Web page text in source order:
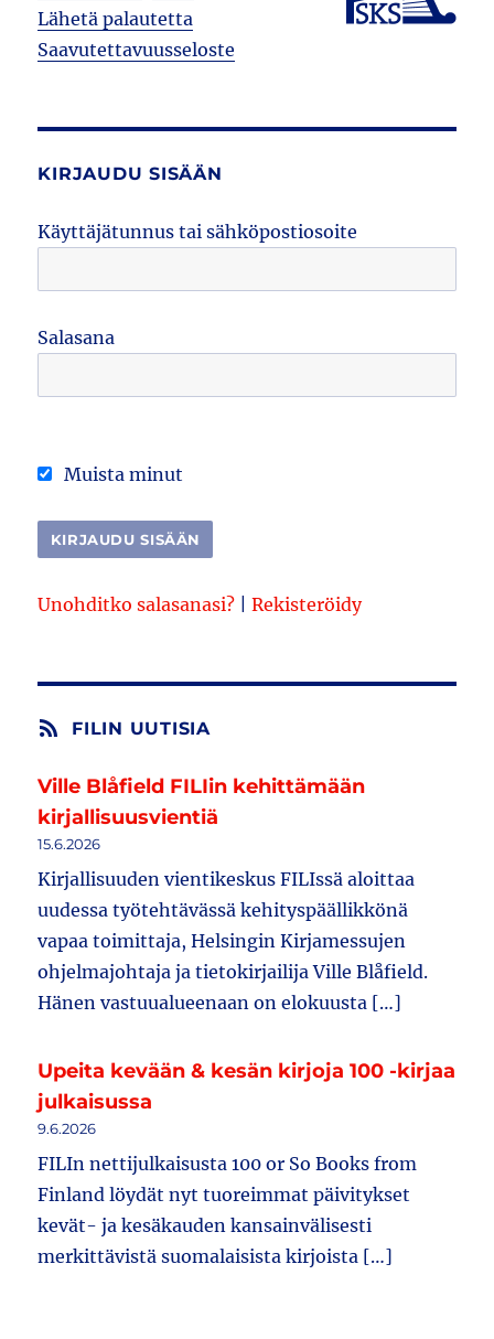
Lähetä palautetta
Saavutettavuusseloste
KIRJAUDU SISÄÄN
Käyttäjätunnus tai sähköpostiosoite
Salasana
Muista minut
Unohditko salasanasi? |Rekisteröidy
FILIN UUTISIA
Ville Blåfield FILIin kehittämään
kirjallisuusvientiä
15.6.2026
Kirjallisuuden vientikeskus FILIssä aloittaa
uudessa työtehtävässä kehityspäällikkönä
vapaa toimittaja, Helsingin Kirjamessujen
ohjelmajohtaja ja tietokirjailija Ville Blåfield.
Hänen vastuualueenaan on elokuusta […]
Upeita kevään & kesän kirjoja 100 -kirjaa
julkaisussa
9.6.2026
FILIn nettijulkaisusta 100 or So Books from
Finland löydät nyt tuoreimmat päivitykset
kevät- ja kesäkauden kansainvälisesti
merkittävistä suomalaisista kirjoista […]